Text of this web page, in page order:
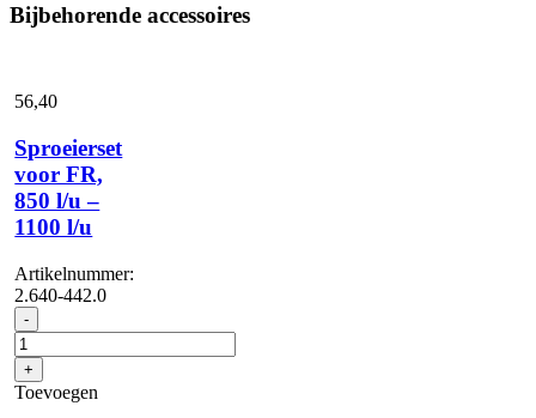
Bijbehorende accessoires
56,40
Sproeierset
voor FR,
850 l/u –
1100 l/u
Artikelnummer:
2.640-442.0
- Sproeierset
voor
FR,
850
l/u
+
Toevoegen